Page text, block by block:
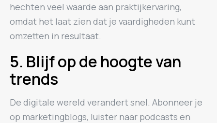
hechten veel waarde aan praktijkervaring,
omdat het laat zien dat je vaardigheden kunt
omzetten in resultaat.
5. Blijf op de hoogte van
trends
De digitale wereld verandert snel. Abonneer je
op marketingblogs, luister naar podcasts en